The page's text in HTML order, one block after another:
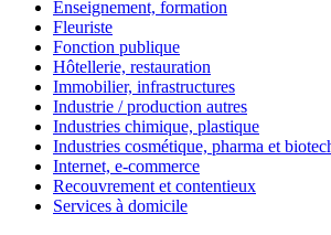
Enseignement, formation
Fleuriste
Fonction publique
Hôtellerie, restauration
Immobilier, infrastructures
Industrie / production autres
Industries chimique, plastique
Industries cosmétique, pharma et
Internet, e-commerce
Recouvrement et contentieux
Services à domicile